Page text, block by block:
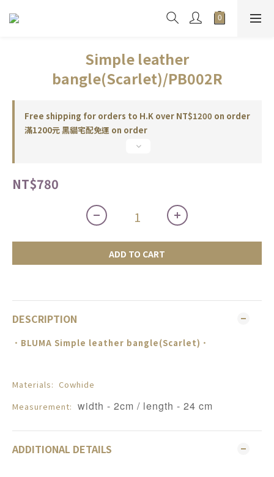
Simple leather
bangle(Scarlet)/PB002R
Free shipping for orders to H.K over NT$1200 on order
滿1200元 黑貓宅配免運 on order
NT$780
ADD TO CART
DESCRIPTION
．BLUMA Simple leather bangle(Scarlet) ．
Materials: Cowhide
Measurement: width - 2cm / length - 24 cm
ADDITIONAL DETAILS